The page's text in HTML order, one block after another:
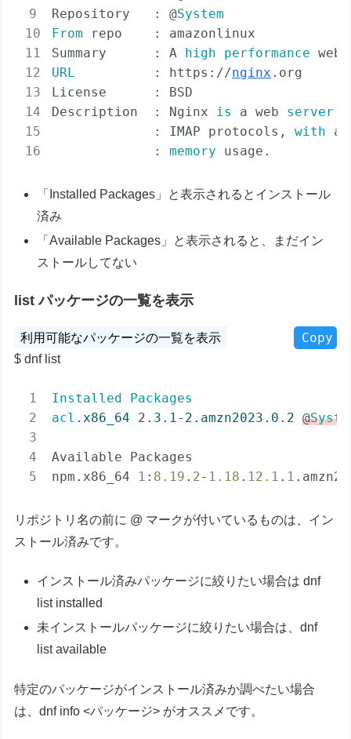
Repository   : @System
From repo    : amazonlinux
Summary      : A
high performance web
URL
          : https://
nginx .org
License      : BSD
Description  : Nginx is a web server
             : IMAP protocols,
with a
             :
memory usage.
「Installed Packages」と表示されるとインストール
済み
「Available Packages」と表示されると、まだイン
ストールしてない
list パッケージの一覧を表示
Copy
dnf list
Installed
Packages
acl .x86_64 2 .3 .1-2 .amzn2023 .0 .2 @
Available Packages
npm.x86_64 1 : 8.19 . 2- 1.18 . 12.1 . 1
リポジトリ名の前に @ マークが付いているものは、イン
ストール済みです。
インストール済みパッケージに絞りたい場合は dnf
list installed
未インストールパッケージに絞りたい場合は、dnf
list available
特定のパッケージがインストール済みか調べたい場合
は、dnf info <パッケージ> がオススメです。